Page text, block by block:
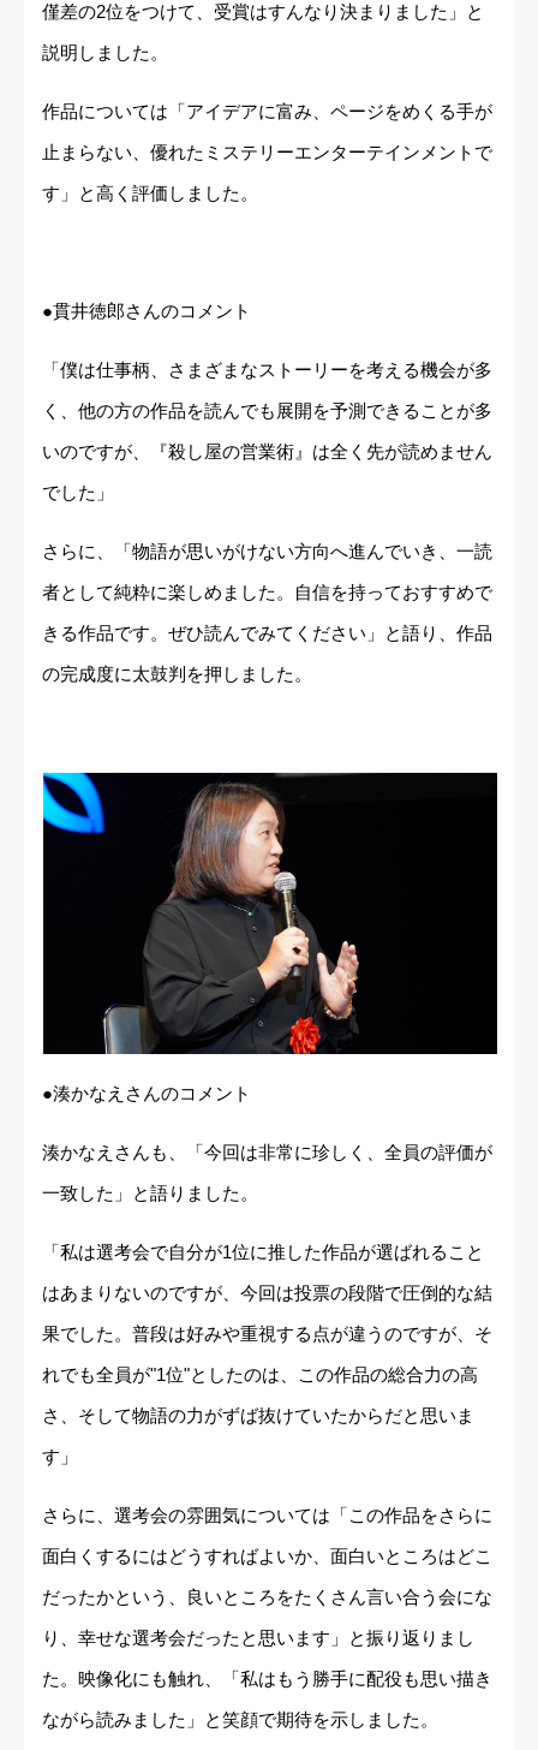
僅差の2位をつけて、受賞はすんなり決まりました」と
説明しました。
作品については「アイデアに富み、ページをめくる手が
止まらない、優れたミステリーエンターテインメントで
す」と高く評価しました。
●貫井徳郎さんのコメント
「僕は仕事柄、さまざまなストーリーを考える機会が多
く、他の方の作品を読んでも展開を予測できることが多
いのですが、『殺し屋の営業術』は全く先が読めません
でした」
さらに、「物語が思いがけない方向へ進んでいき、一読
者として純粋に楽しめました。自信を持っておすすめで
きる作品です。ぜひ読んでみてください」と語り、作品
の完成度に太鼓判を押しました。
●湊かなえさんのコメント
湊かなえさんも、「今回は非常に珍しく、全員の評価が
一致した」と語りました。
「私は選考会で自分が1位に推した作品が選ばれること
はあまりないのですが、今回は投票の段階で圧倒的な結
果でした。普段は好みや重視する点が違うのですが、そ
れでも全員が"1位"としたのは、この作品の総合力の高
さ、そして物語の力がずば抜けていたからだと思いま
す」
さらに、選考会の雰囲気については「この作品をさらに
面白くするにはどうすればよいか、面白いところはどこ
だったかという、良いところをたくさん言い合う会にな
り、幸せな選考会だったと思います」と振り返りまし
た。映像化にも触れ、「私はもう勝手に配役も思い描き
ながら読みました」と笑顔で期待を示しました。